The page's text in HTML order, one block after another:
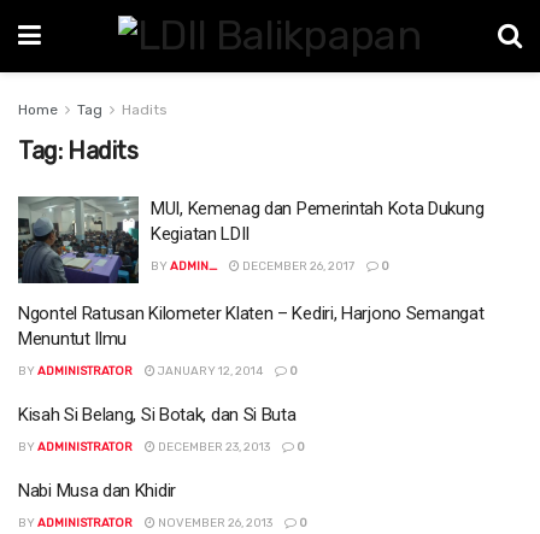
Home Tag Hadits
Tag: Hadits
MUI, Kemenag dan Pemerintah Kota Dukung
Kegiatan LDII
BY ADMIN_ DECEMBER 26, 2017 0
Ngontel Ratusan Kilometer Klaten – Kediri, Harjono Semangat
Menuntut Ilmu
BY ADMINISTRATOR JANUARY 12, 2014 0
Kisah Si Belang, Si Botak, dan Si Buta
BY ADMINISTRATOR DECEMBER 23, 2013 0
Nabi Musa dan Khidir
BY ADMINISTRATOR NOVEMBER 26, 2013 0